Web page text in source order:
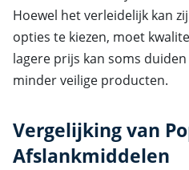
Hoewel het verleidelijk kan
opties te kiezen, moet
lagere prijs kan soms
minder veilige producten.
Vergelijking van
Afslankmiddelen